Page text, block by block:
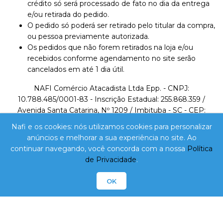
Nafi e os cookies: nós utilizamos cookies para personalizar
anúncios e melhorar a sua experiência no site. Ao
continuar navegando, você concorda com a nossa Política
de Privacidade.
OK
crédito só será processado de fato no dia da entrega
e/ou retirada do pedido.
O pedido só poderá ser retirado pelo titular da compra,
ou pessoa previamente autorizada.
Os pedidos que não forem retirados na loja e/ou
recebidos conforme agendamento no site serão
cancelados em até 1 dia útil.
NAFI Comércio Atacadista Ltda Epp. - CNPJ:
10.788.485/0001-83 - Inscrição Estadual: 255.868.359 /
Avenida Santa Catarina, Nº 1209 / Imbituba - SC - CEP:
lojavirtual@nafi.com.br
A VENDA E O CONSUMO DE BEBIDAS ALCOÓLICAS
SÃO PROIBIDOS PARA MENORES DE 18 ANOS.
BEBIDA ALCOÓLICA PODE CAUSAR DEPENDÊNCIA
QUÍMICA E, EM EXCESSO, PROVOCA DEPENDÊNCIA